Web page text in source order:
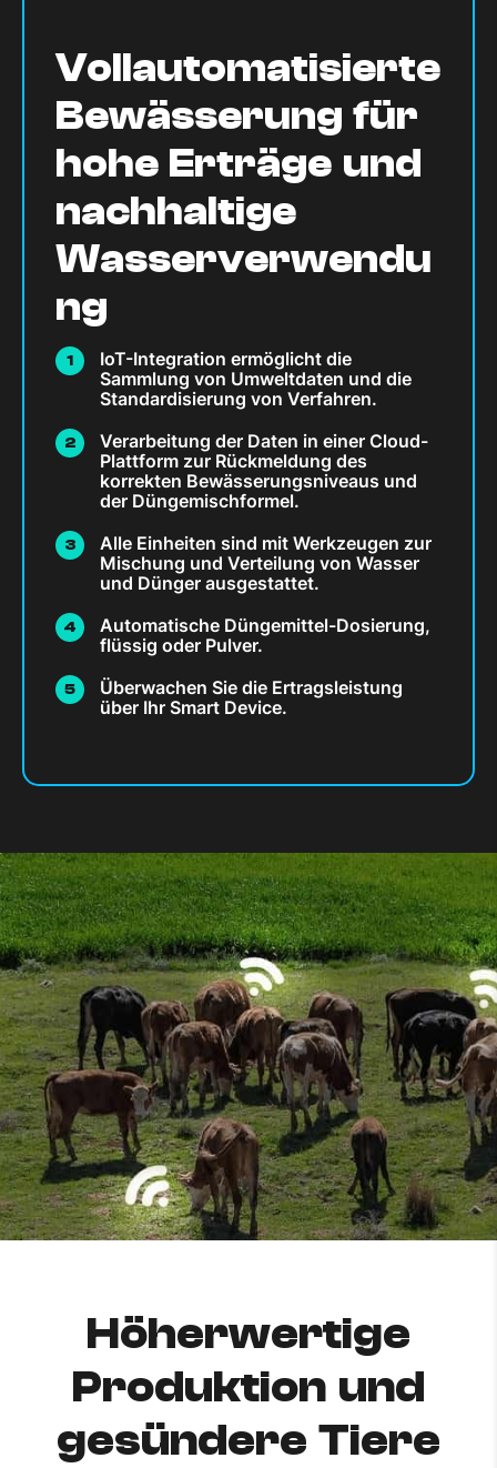
Vollautomatisierte
Bewässerung für
hohe Erträge und
nachhaltige
Wasserverwendu
ng
IoT-Integration ermöglicht die
Sammlung von Umweltdaten und die
Standardisierung von Verfahren.
Verarbeitung der Daten in einer Cloud-
Plattform zur Rückmeldung des
korrekten Bewässerungsniveaus und
der Düngemischformel.
Alle Einheiten sind mit Werkzeugen zur
Mischung und Verteilung von Wasser
und Dünger ausgestattet.
Automatische Düngemittel-Dosierung,
flüssig oder Pulver.
Überwachen Sie die Ertragsleistung
über Ihr Smart Device.
Höherwertige
Produktion und
gesündere Tiere